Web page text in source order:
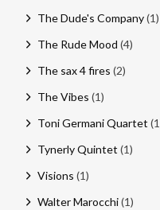
The Dude's Company(1)
The Rude Mood (4)
The sax 4 fires (2)
The Vibes (1)
Toni Germani Quartet
Tynerly Quintet (1)
Visions (1)
Walter Marocchi(1)